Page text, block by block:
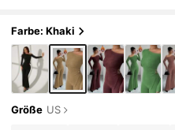
Schlaghose
Farbe: Khaki
Größe US